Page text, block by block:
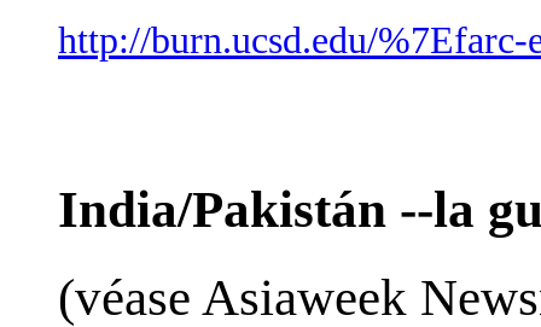
http://burn.ucsd.edu/%7Efarc-
India/Pakistán --la
(véase Asiaweek